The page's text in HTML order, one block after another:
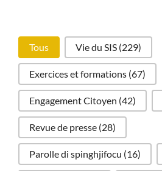
tagTous Vie du SIS (229)
Exercices et formations (67)
Engagement Citoyen (42)
Revue de presse (28)
Parolle di spinghjifocu (16)